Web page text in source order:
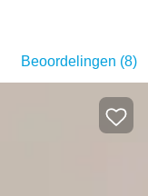
Beoordelingen (8)